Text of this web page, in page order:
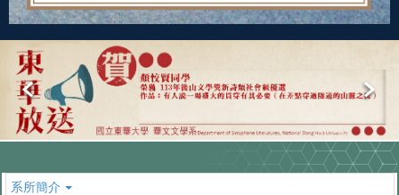
系所簡介